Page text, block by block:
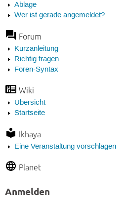
Ablage
Wer ist gerade angemeldet?
Forum
Kurzanleitung
Richtig fragen
Foren-Syntax
Wiki
Übersicht
Startseite
Ikhaya
Eine Veranstaltung vorschlagen
Planet
Anmelden